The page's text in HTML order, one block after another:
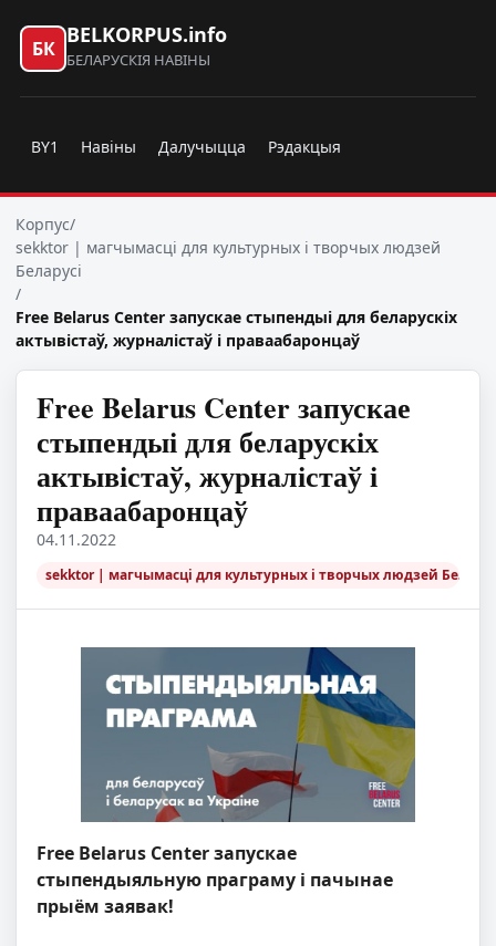
БК
BELKORPUS.info
БЕЛАРУСКІЯ НАВІНЫ
BY1 Навіны Далучыцца Рэдакцыя
Корпус/
sekktor | магчымасці для культурных і творчых людзей
Беларусі
/
Free Belarus Center запускае стыпендыі для беларускіх
актывістаў, журналістаў і праваабаронцаў
Free Belarus Center запускае
стыпендыі для беларускіх
актывістаў, журналістаў і
праваабаронцаў
04.11.2022
sekktor | магчымасці для культурных і творчых людзей
Free Belarus Center запускае
стыпендыяльную праграму і пачынае
прыём заявак!